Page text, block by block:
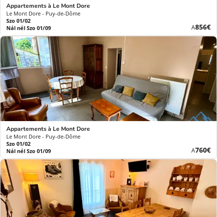
Appartements à Le Mont Dore
Le Mont Dore - Puy-de-Dôme
Szo 01/02
Nál nél Szo 01/09
AÚj
ár
856€
Appartements à Le Mont Dore
Le Mont Dore - Puy-de-Dôme
Szo 01/02
Nál nél Szo 01/09
AÚj
ár
760€